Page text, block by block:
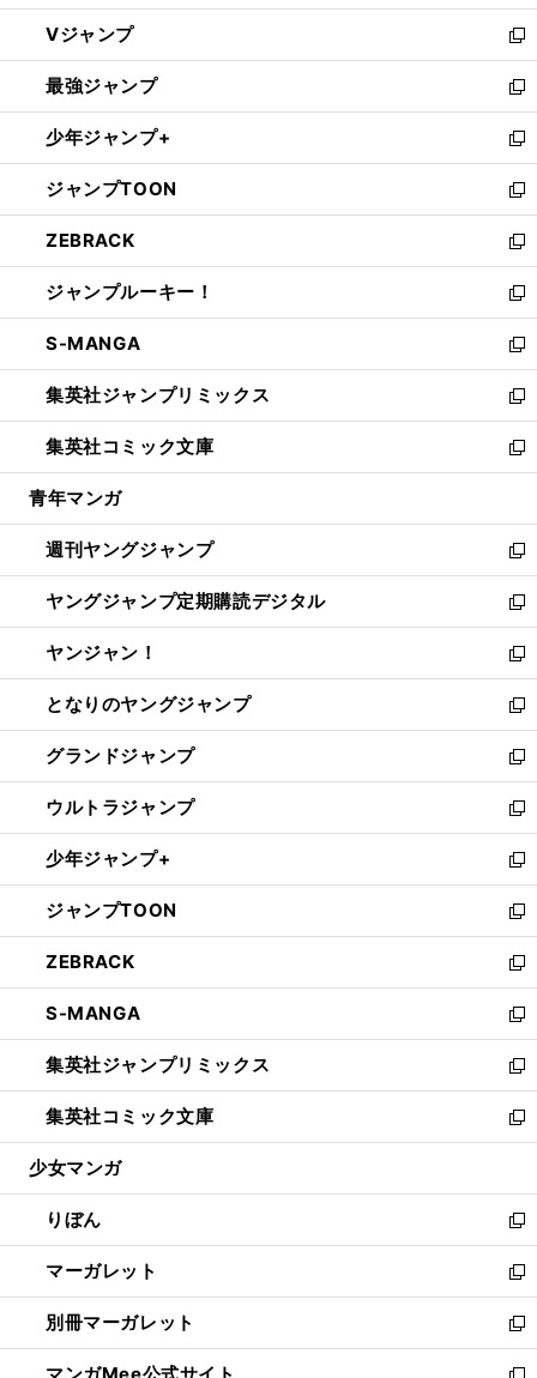
ウ
ィ
ン
ド
ウ
で
開
く
し
い
ウ
ィ
ン
ド
ウ
で
開
く
Vジャンプ
新
し
い
ウ
ィ
ン
ド
ウ
で
開
く
最強ジャンプ
新
し
い
ウ
ィ
ン
ド
ウ
で
開
く
少年ジャンプ+
新
し
い
ウ
ィ
ン
ド
ウ
で
開
く
ジャンプTOON
新
し
い
ウ
ィ
ン
ド
ウ
で
開
く
ZEBRACK
新
し
い
ウ
ィ
ン
ド
ウ
で
開
ジャンプルーキー！
新
し
い
ウ
ィ
ン
ド
ウ
開
く
S-MANGA
新
し
い
ウ
ィ
ン
ウ
で
開
く
集英社ジャンプリミックス
新
し
い
ウ
ン
ド
ウ
で
開
く
集英社コミック文庫
新
し
ウ
ィ
ン
ド
ウ
で
開
く
青年マンガ
週刊ヤングジャンプ
新
し
い
ウ
ィ
ン
ド
ウ
で
開
く
ヤングジャンプ定期購読デジタル
新
し
い
ウ
ィ
ン
ド
ウ
で
開
く
ヤンジャン！
新
し
い
ウ
ィ
ン
ド
ウ
で
開
く
となりのヤングジャンプ
新
し
い
ウ
ィ
ン
ド
ウ
で
開
く
グランドジャンプ
新
し
い
ウ
ィ
ン
ド
ウ
で
開
く
ウルトラジャンプ
新
し
い
ウ
ィ
ン
ド
ウ
で
開
く
少年ジャンプ+
新
し
い
ウ
ィ
ン
ド
ウ
で
開
く
ジャンプTOON
新
し
い
ウ
ィ
ン
ド
ウ
で
開
ZEBRACK
新
し
い
ウ
ィ
ン
ド
ウ
開
く
S-MANGA
新
し
い
ウ
ィ
ン
ウ
で
開
く
集英社ジャンプリミックス
新
し
い
ウ
ン
ド
ウ
で
開
く
集英社コミック文庫
新
し
ウ
ィ
ン
ド
ウ
で
開
く
少女マンガ
りぼん
新
し
い
ウ
ィ
ン
マーガレット
新
し
い
ウ
別冊マーガレット
新
し